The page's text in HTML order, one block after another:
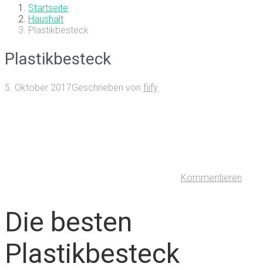
Startseite
Haushalt
Plastikbesteck
Plastikbesteck
5. Oktober 2017Geschrieben von fiify
Kommentieren
Die besten
Plastikbesteck